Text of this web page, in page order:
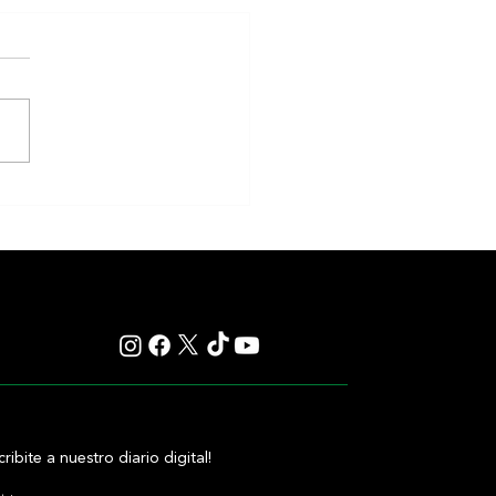
a nuestro diario digital!